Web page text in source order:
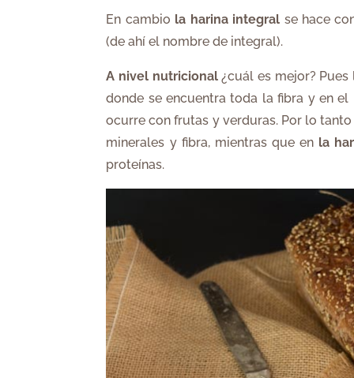
En cambio la harina integral se ​hace
(de ahí el nombre de integral).
A nivel nutricional ¿cuál es mejor?
donde se encuentra toda la fibra y en
ocurre con frutas y verduras. Por lo
minerales y fibra, mientras que en la
proteínas.